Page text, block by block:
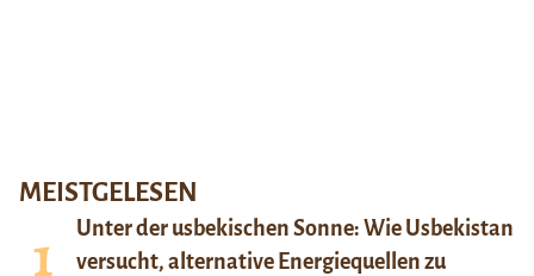
MEISTGELESEN
Unter der usbekischen Sonne: Wie Usbekistan
versucht, alternative Energiequellen zu